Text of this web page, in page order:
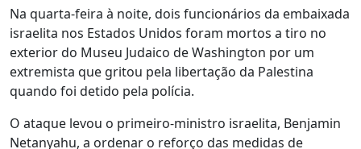
Na quarta-feira à noite, dois funcionários da embaixada
israelita nos Estados Unidos foram mortos a tiro no
exterior do Museu Judaico de Washington por um
extremista que gritou pela libertação da Palestina
quando foi detido pela polícia.
O ataque levou o primeiro-ministro israelita, Benjamin
Netanyahu, a ordenar o reforço das medidas de